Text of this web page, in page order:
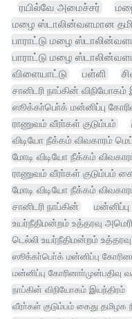
ரயில்வே அமைச்சர்
மழை ஸ்டாலின்வளமான
பாராட்டு மழை
பாராட்டு மழை
விளையாட்டு
பள்ளி
சானிடரி நாப்கின் விநியோகம்
ஸூக்கா்பொ்க் மன்னிப்பு
ராணுவம் வீரா்கள் குடும்பம்
விடியோ நீக்கம் விவகாரம்
மோடி விடியோ நீக்கம்
ராணுவம் வீரா்கள் குடும்பம்
மோடி விடியோ நீக்கம்
சானிடரி நாப்கின்
உயர்நீதிமன்றம் உத்தரவு
டெல்லி உயர்நீதிமன்றம்
ஸூக்கா்பொ்க் மன்னிப்பு
மன்னிப்பு கோரினாா்முன்பதிவு
நாப்கின் விநியோகம் இயந்திரம்
வீரா்கள் குடும்பம் கைது தமிழக